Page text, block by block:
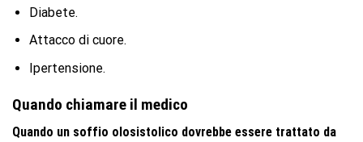
Diabete.
Attacco di cuore.
Ipertensione.
Quando chiamare il medico
Quando un soffio olosistolico dovrebbe essere trattato da